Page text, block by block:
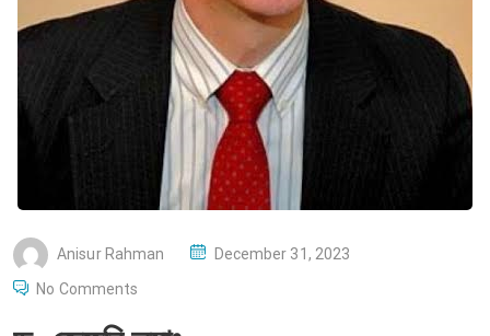
Anisur Rahman
PDecember 31, 2023
No Comments